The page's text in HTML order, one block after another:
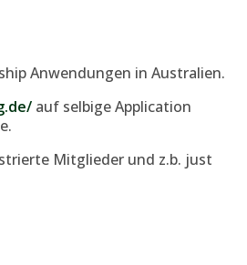
Anwendungen in Australien.
auf selbige Application
Mitglieder und z.b. just